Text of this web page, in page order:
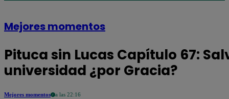
Mejores momentos
Pituca sin Lucas Capítulo 67:
universidad ¿por Gracia?
Mejores momentos a las 22:16